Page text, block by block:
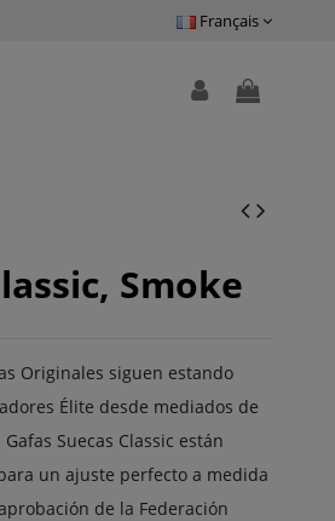
Français
Smoke
Originales siguen estando
Élite desde mediados de
Suecas Classic están
un ajuste perfecto a medida
de la Federación